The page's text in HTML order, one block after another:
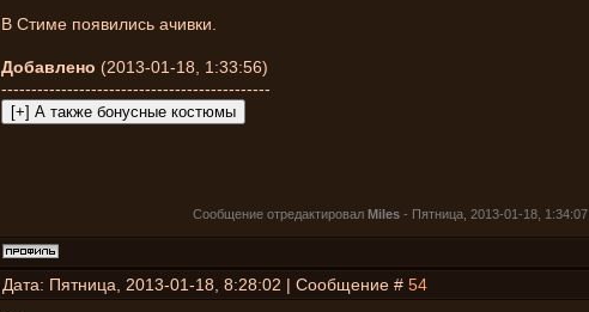
В Стиме появились ачивки.
Добавлено (2013-01-18, 1:33:56)
---------------------------------------------
Сообщение отредактировал Miles - Пятница, 2013-01-18, 1:34:07
Дата: Пятница, 2013-01-18, 8:28:02 | Сообщение # 54